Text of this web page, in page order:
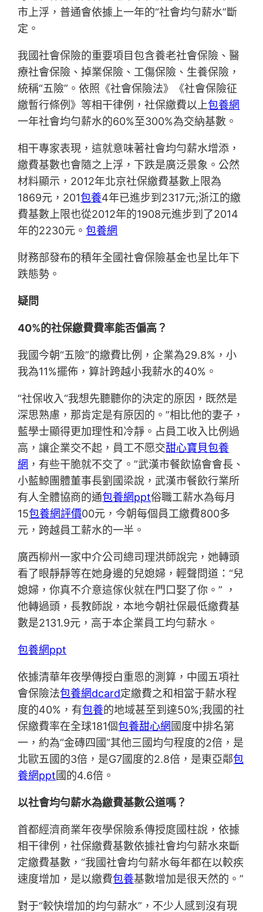
市上浮，普通會依據上一年的“社會均勻薪水”斷
定。
我國社會保險的重要項目包含養老社會保險、醫
療社會保險、掉業保險、工傷保險、生養保險，
統稱“五險”。依照《社會保險法》《社會保險征
繳暫行條例》等相干律例，社保繳費以上包養網
一年社會均勻薪水的60%至300%為交納基數。
相干專家表現，這就意味著社會均勻薪水增添，
繳費基數也會隨之上浮，下跌是廣泛景象。公然
材料顯示，2012年北京社保繳費基數上限為
1869元，201包養4年已進步到2317元;浙江的繳
費基數上限也從2012年的1908元進步到了2014
年的2230元。包養網
財務部發布的積年全國社會保險基金也呈比年下
跌態勢。
疑問
40%的社保繳費費率能否偏高？
我國今朝“五險”的繳費比例，企業為29.8%，小
我為11%擺佈，算計跨越小我薪水的40%。
“社保收入“我想先聽聽你的決定的原因，既然是
深思熟慮，那肯定是有原因的。”相比他的妻子，
藍學士顯得更加理性和冷靜。占員工收入比例過
高，讓企業交不起，員工不愿交甜心寶貝包養
網 ，有些干脆就不交了。”武漢市餐飲協會會長、
小藍鯨團體董事長劉國梁說，武漢市餐飲行業所
有人全體協商的通包養網ppt俗職工薪水為每月
15包養網評價00元，今朝每個員工繳費800多
元，跨越員工薪水的一半。
廣西柳州一家中介公司總司理洪師說完，她轉頭
看了眼靜靜等在她身邊的兒媳婦，輕聲問道：“兒
媳婦，你真不介意這傢伙就在門口娶了你。” ，
他轉過頭，長教師說，本地今朝社保最低繳費基
數是2131.9元，高于本企業員工均勻薪水。
包養網ppt
依據清華年夜學傳授白重恩的測算，中國五項社
會保險法包養網dcard定繳費之和相當于薪水程
度的40%，有包養的地域甚至到達50%;我國的社
保繳費率在全球181個包養甜心網 國度中排名第
一，約為“金磚四國”其他三國均勻程度的2倍，是
北歐五國的3倍，是G7國度的2.8倍，是東亞鄰包
養網ppt國的4.6倍。
以社會均勻薪水為繳費基數公道嗎？
首都經濟商業年夜學保險系傳授庹國柱說，依據
相干律例，社保繳費基數依據社會均勻薪水來斷
定繳費基數，“我國社會均勻薪水每年都在以較疾
速度增加，是以繳費包養基數增加是很天然的。”
對于“較快增加的均勻薪水”，不少人感到沒有現